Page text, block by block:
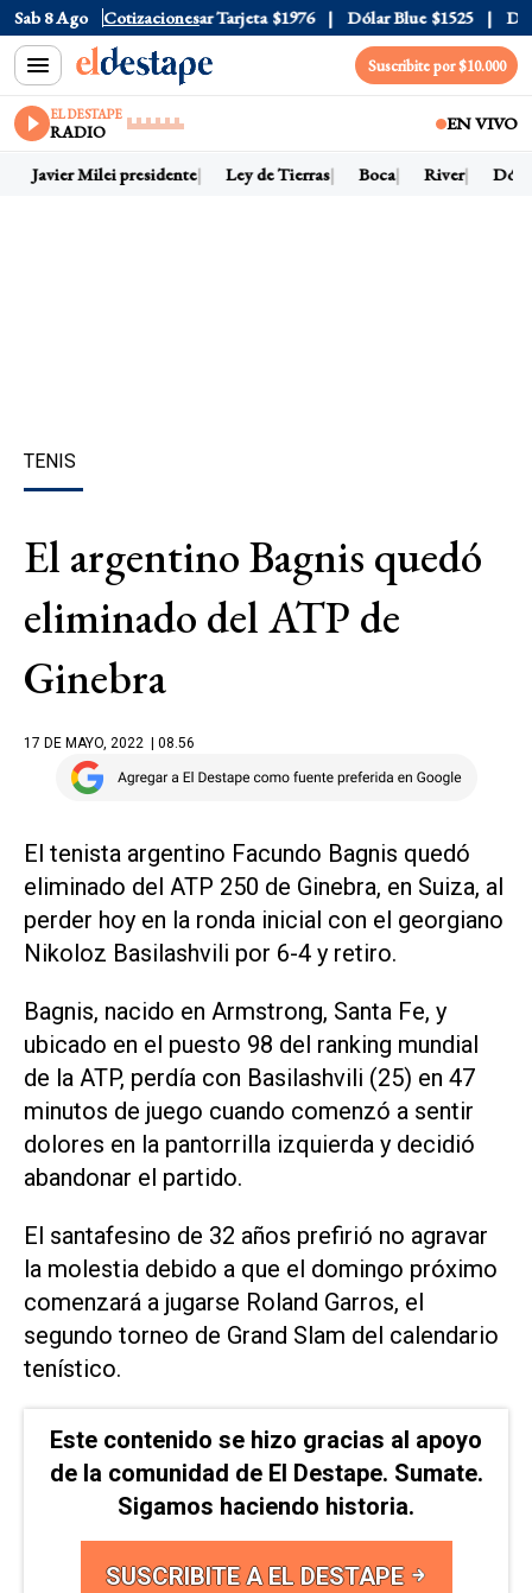
Sab 8 Ago Cotizaciones
Oficial $1520 Dólar Tarjeta $1976 Dólar Blue $1525
Suscribite por $10.000
EL DESTAPE
RADIO EN VIVO
Javier Milei presidente Ley de Tierras Boca River
TENIS
El argentino Bagnis quedó
eliminado del ATP de
Ginebra
17 DE MAYO, 2022 | 08.56
El tenista argentino Facundo Bagnis quedó
eliminado del ATP 250 de Ginebra, en Suiza, al
perder hoy en la ronda inicial con el georgiano
Nikoloz Basilashvili por 6-4 y retiro.
Bagnis, nacido en Armstrong, Santa Fe, y
ubicado en el puesto 98 del ranking mundial
de la ATP, perdía con Basilashvili (25) en 47
minutos de juego cuando comenzó a sentir
dolores en la pantorrilla izquierda y decidió
abandonar el partido.
El santafesino de 32 años prefirió no agravar
la molestia debido a que el domingo próximo
comenzará a jugarse Roland Garros, el
segundo torneo de Grand Slam del calendario
tenístico.
Este contenido se hizo gracias al apoyo
de la comunidad de El Destape. Sumate.
Sigamos haciendo historia.
SUSCRIBITE A EL DESTAPE